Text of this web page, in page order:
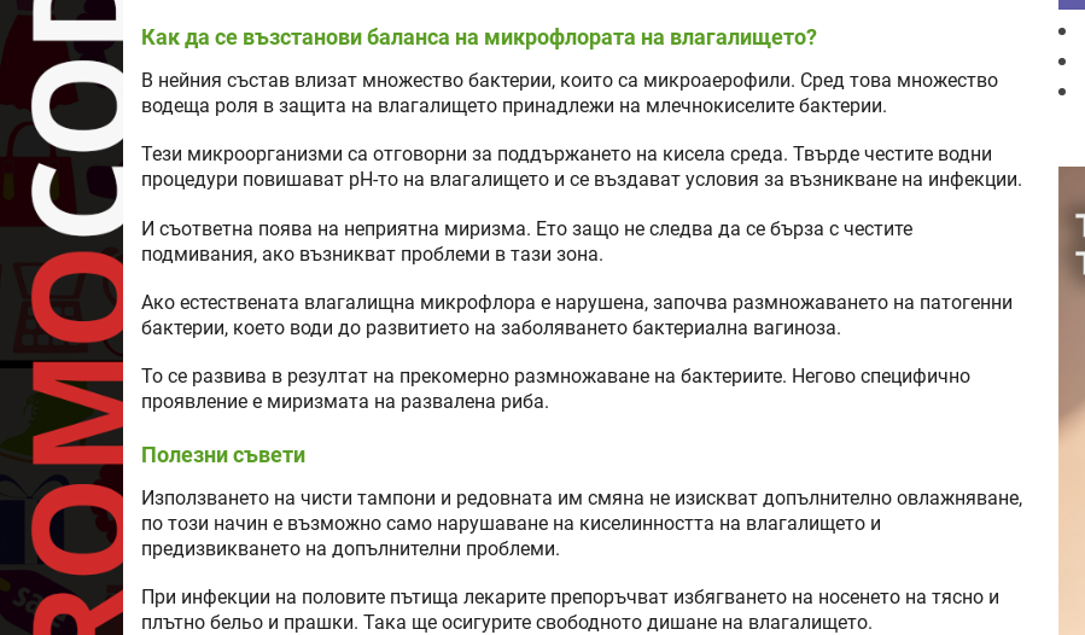
Как да се възстанови баланса на микрофлората на влагалището?
В нейния състав влизат множество бактерии, които са микроаерофили. Сред това множество
водеща роля в защита на влагалището принадлежи на млечнокиселите бактерии.
Тези микроорганизми са отговорни за поддържането на кисела среда. Твърде честите водни
процедури повишават рН-то на влагалището и се въздават условия за възникване на инфекции.
И съответна поява на неприятна миризма. Ето защо не следва да се бърза с честите
подмивания, ако възникват проблеми в тази зона.
Ако естествената влагалищна микрофлора е нарушена, започва размножаването на патогенни
бактерии, което води до развитието на заболяването бактериална вагиноза.
То се развива в резултат на прекомерно размножаване на бактериите. Негово специфично
проявление е миризмата на развалена риба.
Полезни съвети
Използването на чисти тампони и редовната им смяна не изискват допълнително овлажняване,
по този начин е възможно само нарушаване на киселинността на влагалището и
предизвикването на допълнителни проблеми.
При инфекции на половите пътища лекарите препоръчват избягването на носенето на тясно и
плътно бельо и прашки. Така ще осигурите свободното дишане на влагалището.